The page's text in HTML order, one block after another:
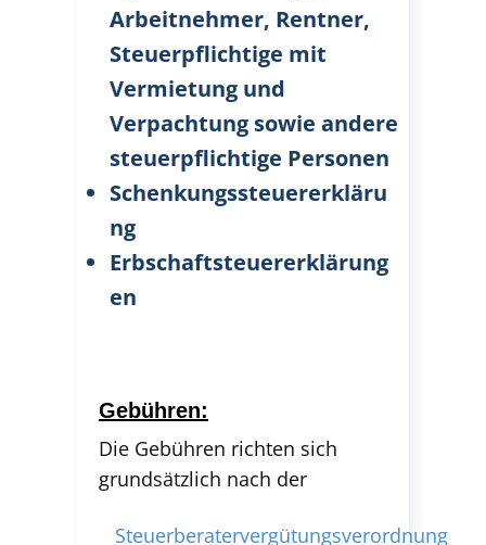
Arbeitnehmer, Rentner,
Steuerpflichtige mit
Vermietung und
Verpachtung sowie andere
steuerpflichtige Personen
Schenkungssteuererkläru
ng
Erbschaftsteuererklärung
en
Gebühre​n:
Die Gebühren richten sich
grundsätzlich nach der
Steuerberatervergütungsverordnung